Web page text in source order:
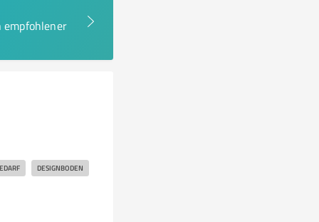
empfohlener
DESIGNBODEN